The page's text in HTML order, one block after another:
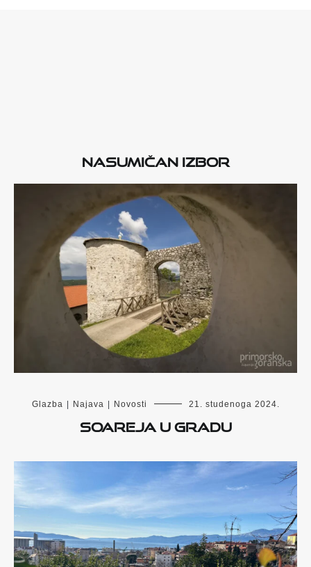
Nasumičan izbor
Glazba Najava Novosti 21. studenoga 2024.
Soareja u Gradu